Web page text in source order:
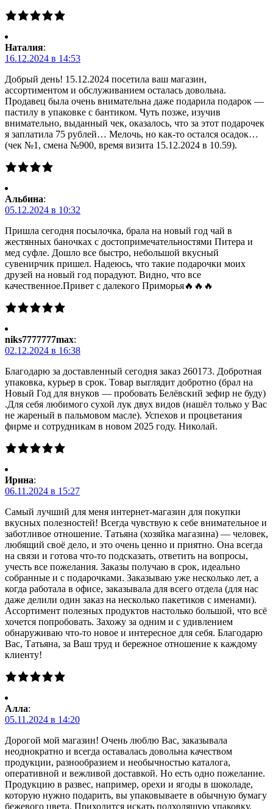
Наталия:
16.12.2024 в 14:53
Добрый день! 15.12.2024 посетила ваш магазин,
ассортиментом и обслуживанием осталась довольна.
Продавец была очень внимательна даже подарила подарок —
пастилу в упаковке с бантиком. Чуть позже, изучив
внимательно, выданный чек, оказалось, что за этот подарочек
я заплатила 75 рублей… Мелочь, но как-то остался осадок…
(чек №1, смена №900, время визита 15.12.2024 в 10.59).
Альбина:
05.12.2024 в 10:32
Пришла сегодня посылочка, брала на новый год чай в
жестянных баночках с достопримечательностями Питера и
мед суфле. Дошло все быстро, небольшой вкусный
сувенирчик пришел. Надеюсь, что такие подарочки моих
друзей на новый год порадуют. Видно, что все
качественное.Привет с далекого Приморья🔥🔥🔥
niks7777777max:
02.12.2024 в 16:38
Благодарю за доставленный сегодня заказ 260173. Добротная
упаковка, курьер в срок. Товар выглядит добротно (брал на
Новый Год для внуков — пробовать Белёвский зефир не буду)
.Для себя любимого сухой лук двух видов (нашёл только у Вас
не жареный в пальмовом масле). Успехов и процветания
фирме и сотрудникам в новом 2025 году. Николай.
Ирина:
06.11.2024 в 15:27
Самый лучший для меня интернет-магазин для покупки
вкусных полезностей! Всегда чувствую к себе внимательное и
заботливое отношение. Татьяна (хозяйка магазина) — человек,
любящий своё дело, и это очень ценно и приятно. Она всегда
на связи и готова что-то подсказать, ответить на вопросы,
учесть все пожелания. Заказы получаю в срок, идеально
собранные и с подарочками. Заказываю уже несколько лет, а
когда работала в офисе, заказывала для всего отдела (для нас
даже делили один заказ на несколько пакетиков с именами).
Ассортимент полезных продуктов настолько большой, что всё
хочется попробовать. Захожу за одним и с удивлением
обнаруживаю что-то новое и интересное для себя. Благодарю
Вас, Татьяна, за Ваш труд и бережное отношение к каждому
клиенту!
Алла:
05.11.2024 в 14:20
Дорогой мой магазин! Очень люблю Вас, заказывала
неоднократно и всегда оставалась довольна качеством
продукции, разнообразием и необычностью каталога,
оперативной и вежливой доставкой. Но есть одно пожелание.
Продукцию в развес, например, орехи и ягоды в шоколаде,
которую нужно подарить, вы упаковываете в обычную бумагу
бежевого цвета. Приходится искать подходящую упаковку.